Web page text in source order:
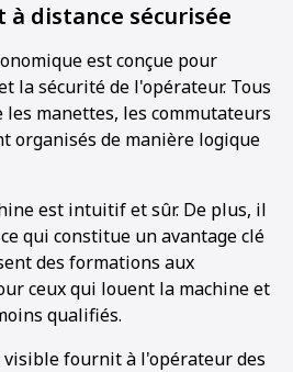
distance sécurisée
est conçue pour
la sécurité de l'opérateur. Tous
les manettes, les commutateurs
organisés de manière logique
est intuitif et sûr. De plus, il
qui constitue un avantage clé
des formations aux
ceux qui louent la machine et
qualifiés.
visible fournit à l'opérateur des